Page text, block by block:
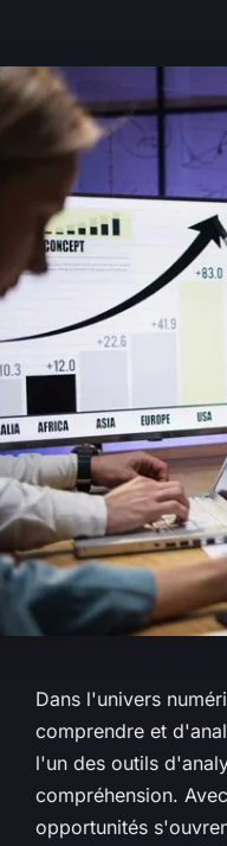
Dans l'univers
comprendre et
l'un des outils
compréhension.
opportunités